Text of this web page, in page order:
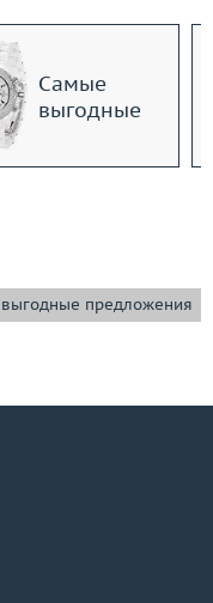
Самые
выгодные
предложения